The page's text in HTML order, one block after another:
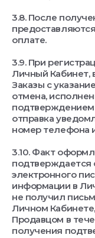
3.8. После
оплате.
3.9. При
Личный Кабинет,
Заказы с
отмена,
подтверждением
отправка
номер телефона
3.10. Факт
подтверждается
электронного
информации в
не получил
Личном
Продавцом в
получения